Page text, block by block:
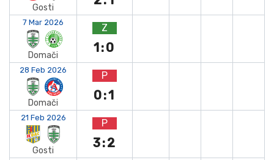
Gosti
7 Mar 2026
Domači
Z
1:0
28 Feb 2026
Domači
P
0:1
21 Feb 2026
Gosti
P
3:2